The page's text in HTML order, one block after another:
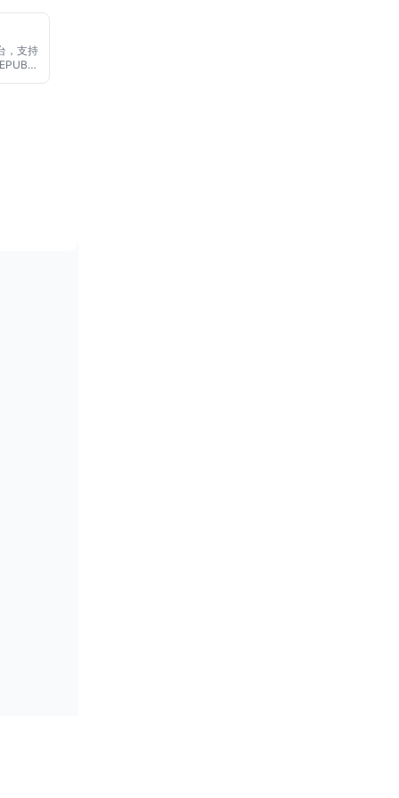
、资
，支持